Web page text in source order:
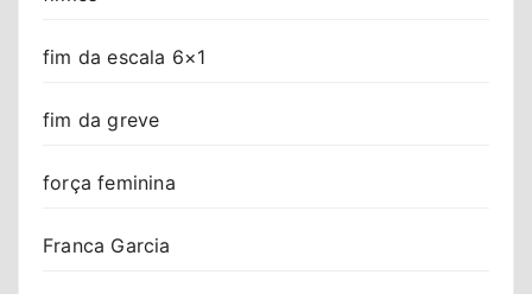
fim da escala 6×1
fim da greve
força feminina
Franca Garcia